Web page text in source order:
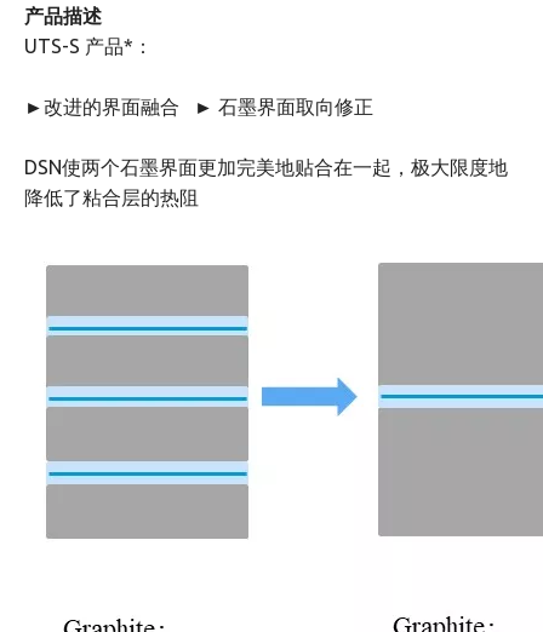
产品描述
UTS-S 产品*：
►改进的界面融合 ► 石墨界面取向修正
DSN使两个石墨界面更加完美地贴合在一起，极大限度地
降低了粘合层的热阻